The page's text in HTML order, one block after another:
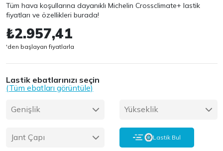
Tüm hava koşullarına dayanıklı Michelin Crossclimate+ lastik
fiyatları ve özellikleri burada!
₺2.957,41
'den başlayan fiyatlarla
Lastik ebatlarınızı seçin
(Tüm ebatları görüntüle)
Genişlik Yükseklik
Jant Çapı Lastik Bul